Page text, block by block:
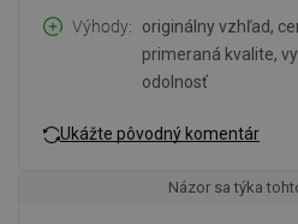
Výhody
originálny vzhľad,
primeraná kvalite,
odolnosť
Ukážte pôvodný komentár
Názor sa týka